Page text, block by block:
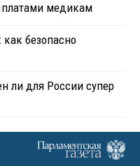
медикам
безопасно
ли для России супер